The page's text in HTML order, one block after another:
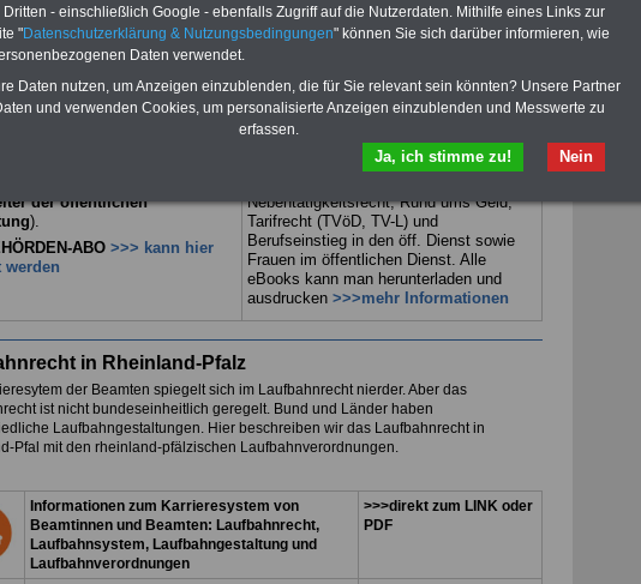
ABOmit drei Ratgebern für
Euro:Wissenswertes für
und Beamte, Be-
(Bund/Länder)
in Bund und
Alle drei Bücher sind
der öffentlichen
).
ABO >>> kann hier
werden
PDF-SERVICE:10 Bücher bzw. eBooks
zu den wichtigsten Themen für Beamte
Taschenbücher bzw. eBooks
herunterladen, u.a. das beliebte
Nachschlagewerk
Beamtinnen und Beamte. Die Themen
unserer eBooks: Beamtenrecht,
Nebentätigkeitsrecht, Rund ums Geld,
Tarifrecht (TVöD, TV-L) und
Berufseinstieg in den öff. Dienst sowie
Frauen im öffentlichen Dienst. Alle
eBooks kann man herunterladen und
ausdrucken >>>mehr Informationen
in Rheinland-Pfalz
der Beamten spiegelt sich im Laufbahnrecht nierder. Aber das
ist nicht bundeseinheitlich geregelt. Bund und Länder haben
Laufbahngestaltungen. Hier beschreiben wir das Laufbahnrecht in
Pfal mit den rheinland-pfälzischen Laufbahnverordnungen.
Informationen zum Karrieresystem von
Beamtinnen und Beamten: Laufbahnrecht,
Laufbahnsystem, Laufbahngestaltung und
Laufbahnverordnungen
>>>direkt zum LINK oder
PDF
Sie üben
Unser
- einschließlich Google - ebenfalls Zugriff auf die Nutzerdaten. Mithilfe eines Links zur
"Datenschutzerklärung & Nutzungsbedingungen" können Sie sich darüber informieren, wie
Daten verwendet.
Daten nutzen, um Anzeigen einzublenden, die für Sie relevant sein könnten? Unsere Partner
und verwenden Cookies, um personalisierte Anzeigen einzublenden und Messwerte zu
erfassen.
Nein
Ja, ich stimme zu!